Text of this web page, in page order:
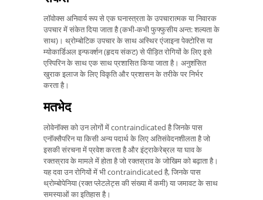
लॉवोक्स अनिवार्य रूप से एक घनास्त्रता के उपचारात्मक या निवारक
उपचार में संकेत दिया जाता है (कभी-कभी फुफ्फुसीय अन्त: शल्यता के
साथ)। थ्रोम्बोटिक उपचार के साथ अस्थिर एंजाइना पेक्टोरिस या
म्योकार्डिअल इन्फर्क्शन (हृदय संकट) से पीड़ित रोगियों के लिए इसे
एस्पिरिन के साथ एक साथ प्रशासित किया जाता है। अनुशंसित
खुराक इलाज के लिए विकृति और प्रशासन के तरीके पर निर्भर
करता है।
मतभेद
लोवेनॉक्स को उन लोगों में contraindicated है जिनके पास
एनॉक्सैपरिन या किसी अन्य पदार्थ के लिए अतिसंवेदनशीलता है जो
इसकी संरचना में प्रवेश करता है और इंट्राकेरेब्रल या घाव के
रक्तस्राव के मामले में होता है जो रक्तस्राव के जोखिम को बढ़ाता है।
यह दवा उन रोगियों में भी contraindicated है, जिनके पास
थ्रोम्बोपेनिया (रक्त प्लेटलेट्स की संख्या में कमी) या जमावट के साथ
समस्याओं का इतिहास है।